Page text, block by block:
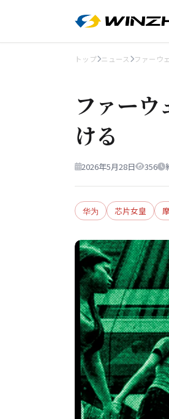
トップ ニュース ファーウ
ファー
ける
2026年5月28日 356
华为 芯片女皇